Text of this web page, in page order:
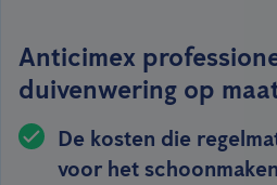
Anticimex
duivenwering op
De kosten die
voor het